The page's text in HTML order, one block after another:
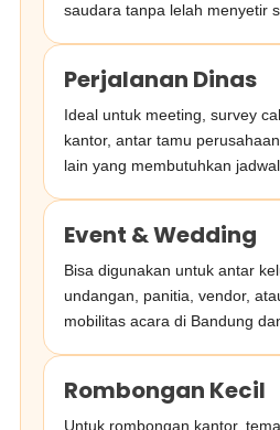
saudara tanpa lelah menyetir
Perjalanan Dinas
Ideal untuk meeting, survey
kantor, antar tamu
lain yang membutuhkan
Event & Wedding
Bisa digunakan untuk antar
undangan, panitia, vendor,
mobilitas acara di Bandung
Rombongan Kecil
Untuk rombongan kantor,